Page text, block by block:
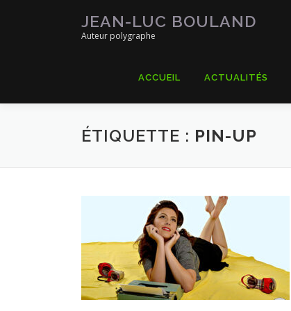
JEAN-LUC BOULAND
Auteur polygraphe
ACCUEIL ACTUALITÉS
ÉTIQUETTE : PIN-UP